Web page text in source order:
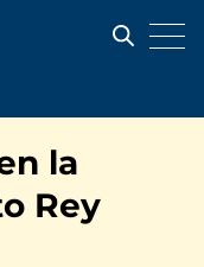
la
Rey